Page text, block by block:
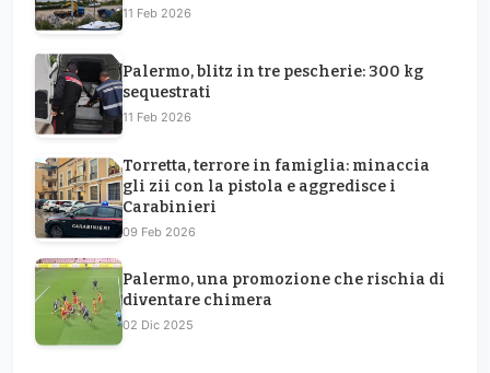
11 Feb 2026
Palermo, blitz in tre pescherie: 300 kg
sequestrati
11 Feb 2026
Torretta, terrore in famiglia: minaccia
gli zii con la pistola e aggredisce i
Carabinieri
09 Feb 2026
Palermo, una promozione che rischia di
diventare chimera
02 Dic 2025